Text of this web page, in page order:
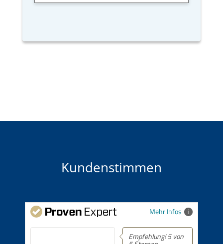
Kundenstimmen
Mehr Infos
Empfehlung! 5 von